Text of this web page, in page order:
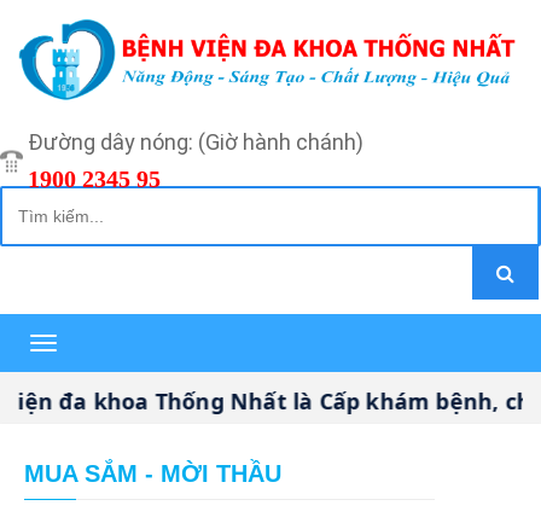
Đường dây nóng: (Giờ hành chánh)
1900 2345 95
Toggle
navigation
đa khoa Thống Nhất là Cấp khám bệnh, chữa
MUA SẮM - MỜI THẦU